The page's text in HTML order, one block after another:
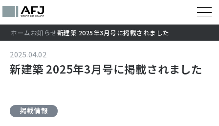
ホームお知らせ新建築 2025年3月号に掲載されました
2025.04.02
新建築 2025年3月号に掲載されました
掲載情報